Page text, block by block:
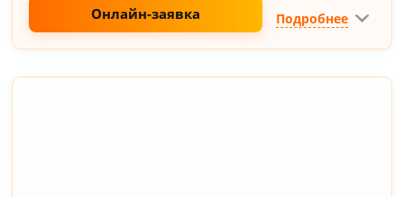
Онлайн-заявка Подробнее